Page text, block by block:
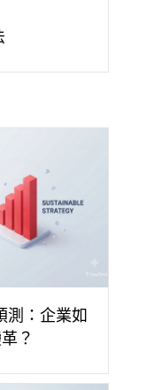
測：企業如
？